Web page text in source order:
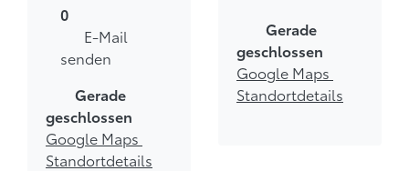
0
E-Mail
senden
Gerade
geschlossen
Google Maps
Standortdetails
Gerade
geschlossen
Google Maps
Standortdetails